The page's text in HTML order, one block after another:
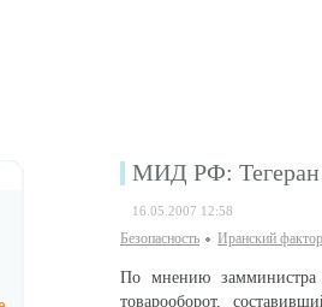
МИД РФ: Тегеран
16.05.2007 12:58
Безопаcность Иранский фактор
По мнению замминистра
товарооборот,